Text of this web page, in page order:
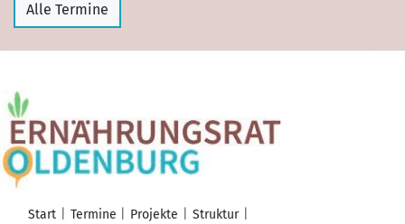
Alle Termine
Start Termine Projekte
Struktur